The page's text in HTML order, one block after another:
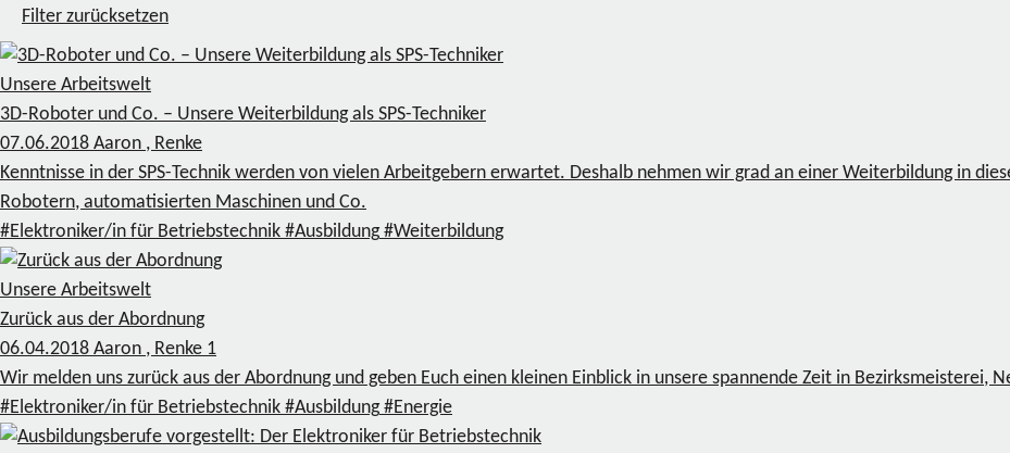
Filter zurücksetzen
Unsere Arbeitswelt
3D-Roboter und Co. – Unsere Weiterbildung als SPS-Techniker
07.06.2018 Aaron , Renke
Kenntnisse in der SPS-Technik werden von vielen Arbeitgebern erwartet. Deshalb nehmen wir grad an einer Weiterbildung in
Robotern, automatisierten Maschinen und Co.
#Elektroniker/in für Betriebstechnik #Ausbildung #Weiterbildung
Unsere Arbeitswelt
Zurück aus der Abordnung
06.04.2018 Aaron , Renke 1
Wir melden uns zurück aus der Abordnung und geben Euch einen kleinen Einblick in unsere spannende Zeit in Bezirksmeisterei,
#Elektroniker/in für Betriebstechnik #Ausbildung #Energie